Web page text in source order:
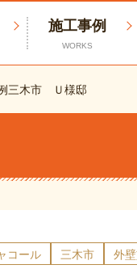
施工事例
WORKS
三木市 Ｕ様邸
コール 三木市 外